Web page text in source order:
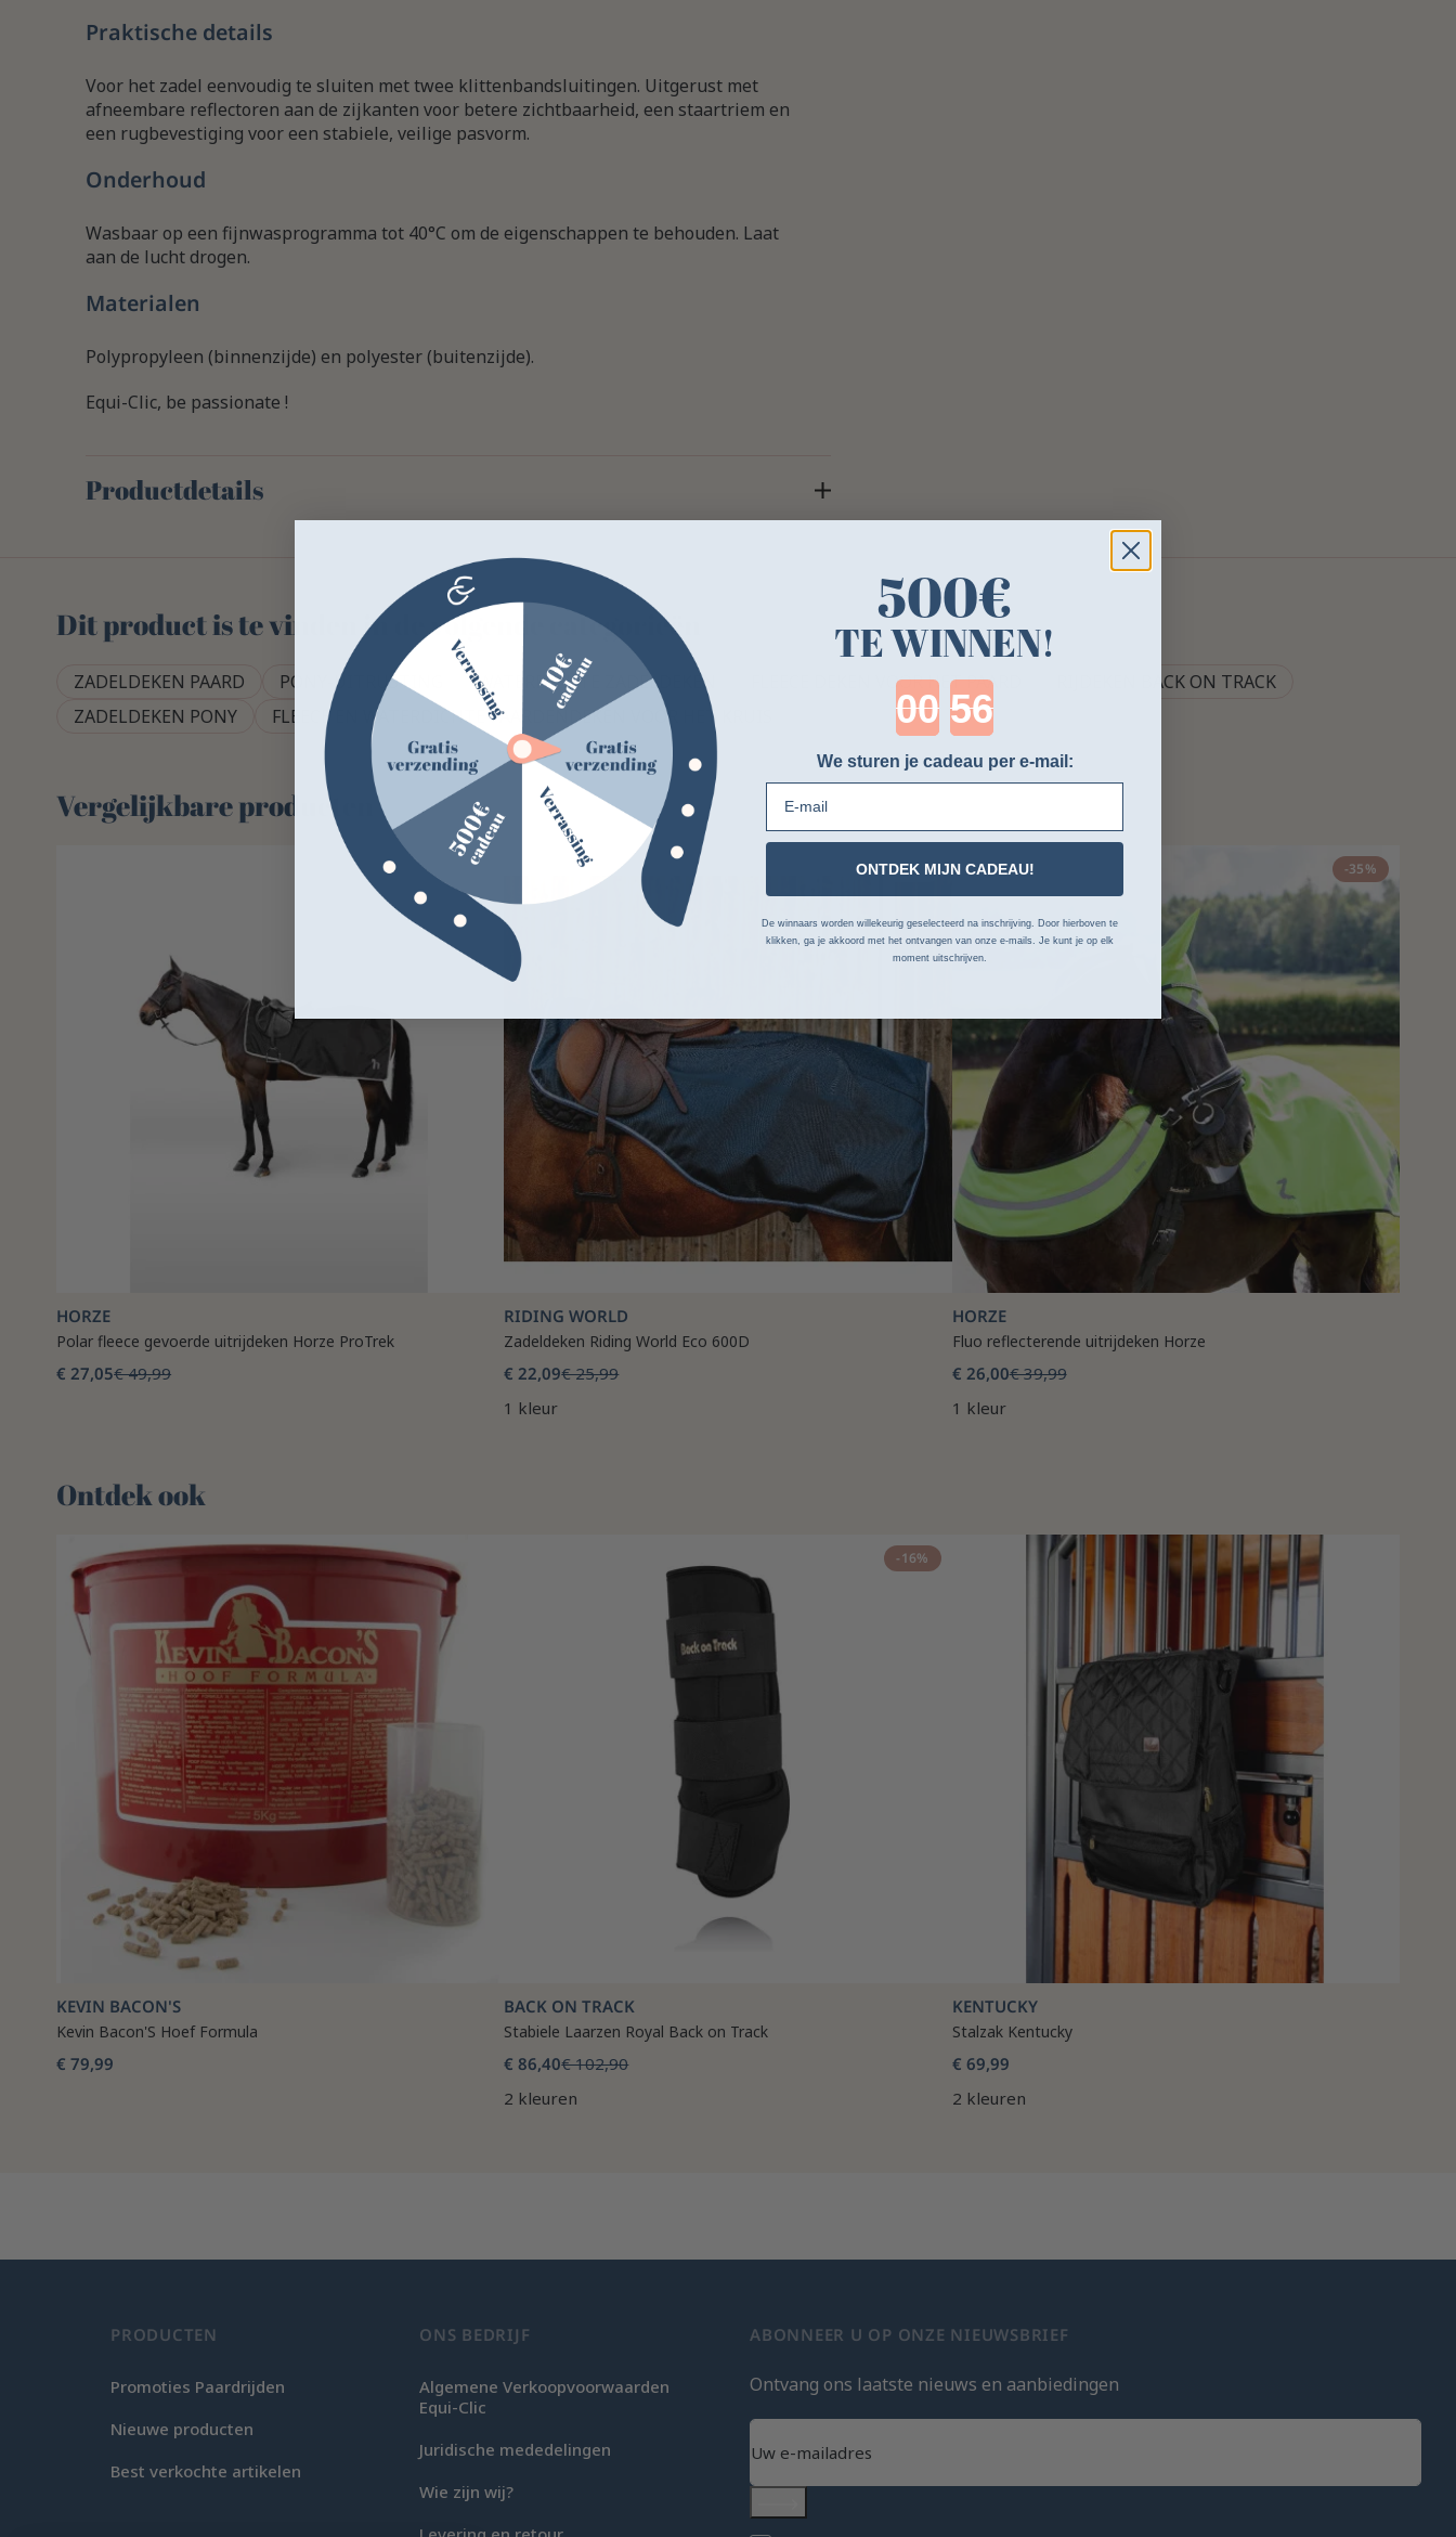
Praktische details
Voor het zadel eenvoudig te sluiten met twee klittenbandsluitingen. Uitgerust met
afneembare reflectoren aan de zijkanten voor betere zichtbaarheid, een staartriem en
een rugbevestiging voor een stabiele, veilige pasvorm.
Onderhoud
Wasbaar op een fijnwasprogramma tot 40°C om de eigenschappen te behouden. Laat
aan de lucht drogen.
Materialen
Polypropyleen (binnenzijde) en polyester (buitenzijde).
Equi-Clic, be passionate !
Productdetails
Dit product is te vinden in de volgende categorieën
ZADELDEKEN PAARD PONY-UITRUSTING WATERDICHTE ZADELDEKEN FLEECE DEKEN VOOR HET PAARD
RIJDEKEN BACK ON TRACK
ZADELDEKEN PONY
FLEECE EN WATERDICHTE PAARDENDEKEN VOOR HET KRUIS
Vergelijkbare producten
-46%
HORZE
Polar fleece gevoerde uitrijdeken Horze ProTrek
€ 27,05€ 49,99
-15%
RIDING WORLD
Zadeldeken Riding World Eco 600D
€ 22,09€ 25,99
1 kleur
-35%
HORZE
Fluo reflecterende uitrijdeken Horze
€ 26,00€ 39,99
1 kleur
Ontdek ook 🌻
KEVIN BACON'S
Kevin Bacon'S Hoef Formula
€ 79,99
-16%
BACK ON TRACK
Stabiele Laarzen Royal Back on Track
€ 86,40€ 102,90
2 kleuren
KENTUCKY
Stalzak Kentucky
€ 69,99
2 kleuren
PRODUCTEN
Promoties Paardrijden
Nieuwe producten
Best verkochte artikelen
ONS BEDRIJF
Algemene Verkoopvoorwaarden
Equi-Clic
Juridische mededelingen
Wie zijn wij?
ABONNEER U OP ONZE NIEUWSBRIEF
Ontvang ons laatste nieuws en aanbiedingen
500€
TE WINNEN!
Countdown ends in:
We sturen je cadeau per e-mail:
ONTDEK MIJN CADEAU!
De winnaars worden willekeurig geselecteerd na inschrijving. Door hierboven te
klikken, ga je akkoord met het ontvangen van onze e-mails. Je kunt je op elk
moment uitschrijven.